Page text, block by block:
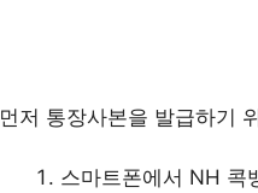
먼저 통장사본을 발급하기
스마트폰에서 NH 콕